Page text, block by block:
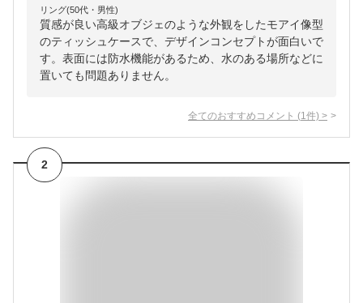
リング(50代・男性)
質感が良い高級オブジェのような外観をしたモアイ像型
のティッシュケースで、デザインコンセプトが面白いで
す。表面には防水機能があるため、水のある場所などに
置いても問題ありません。
全てのおすすめコメント (1 件) >
2